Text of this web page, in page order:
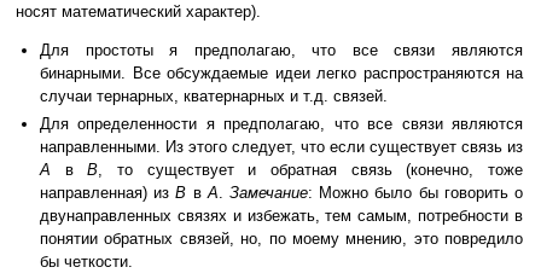
носят математический характер).
Для простоты я предполагаю, что все связи являются
бинарными. Все обсуждаемые идеи легко распространяются на
случаи тернарных, кватернарных и т.д. связей.
Для определенности я предполагаю, что все связи являются
направленными. Из этого следует, что если существует связь из
A вB, то существует и обратная связь (конечно, тоже
направленная) изB вA.Замечание: Можно было бы говорить о
двунаправленных связях и избежать, тем самым, потребности в
понятии обратных связей, но, по моему мнению, это повредило
бы четкости.